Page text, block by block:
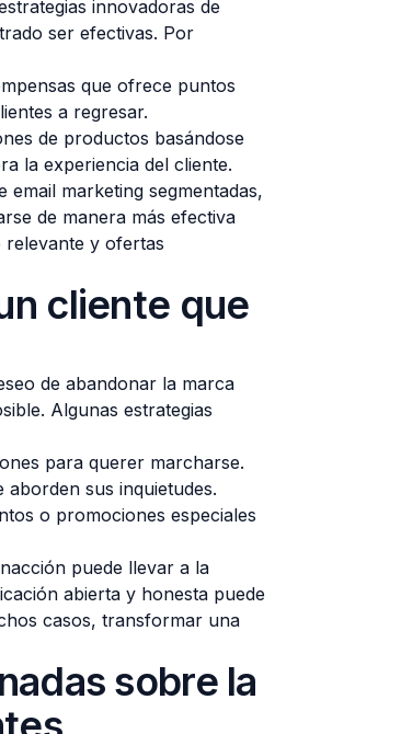
innovadoras de
ser efectivas. Por
que ofrece puntos
a regresar.
de productos basándose
la experiencia del cliente.
email marketing segmentadas,
de manera más efectiva
y ofertas
cliente que
de abandonar la marca
Algunas estrategias
para querer marcharse.
sus inquietudes.
o promociones especiales
puede llevar a la
abierta y honesta puede
casos, transformar una
sobre la